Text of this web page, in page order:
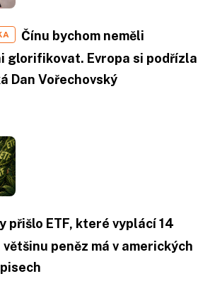
Čínu bychom neměli
glorifikovat. Evropa si podřízla
Dan Vořechovský
přišlo ETF, které vyplácí 14
peněz má v amerických